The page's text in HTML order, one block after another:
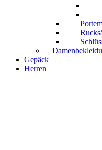
Gepäck
Herren